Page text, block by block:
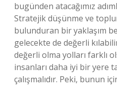
bugünden atacağımız
Stratejik düşünme ve
bulunduran bir yaklaşım
gelecekte de değerli
değerli olma yolları farklı
insanları daha iyi bir yere
çalışmalıdır. Peki, bunun